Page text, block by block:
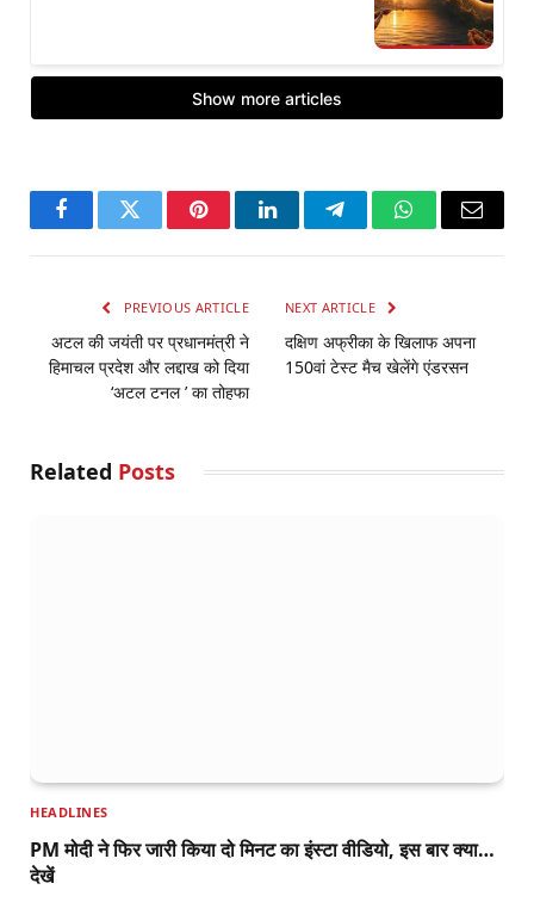
FacebookTwitter PinterestLinkedInTelegramWhatsApp
Email
PREVIOUS ARTICLE
अटल की जयंती पर प्रधानमंत्री ने
हिमाचल प्रदेश और लद्दाख को दिया
‘अटल टनल ’ का तोहफा
NEXT ARTICLE
दक्षिण अफ्रीका के खिलाफ अपना
150वां टेस्ट मैच खेलेंगे एंडरसन
Related Posts
HEADLINES
PM मोदी ने फिर जारी किया दो मिनट का इंस्टा वीडियो, इस बार क्या…
देखें